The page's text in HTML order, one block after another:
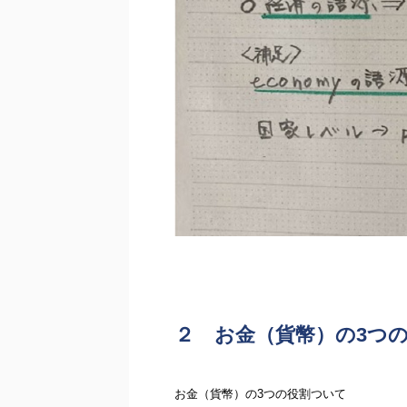
２ お金（貨幣）の3つ
お金（貨幣）の3つの役割ついて